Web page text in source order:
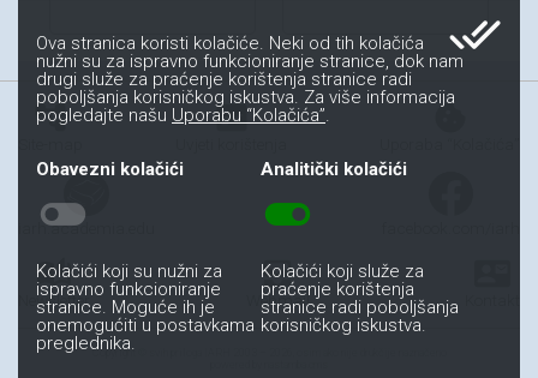
account_tree fact_check cookie
iarh.academia.edu
auto_stories
Newsletter
all_inbox
Webmail
Copyright © svih priloga IARH 2003 – 2026, osim ako nije drukčije naznačeno
done_all
Ova stranica koristi kolačiće. Neki od tih kolačića
nužni su za ispravno funkcioniranje stranice, dok nam
drugi služe za praćenje korištenja stranice radi
poboljšanja korisničkog iskustva. Za više informacija
pogledajte našu Uporabu “Kolačića”.
Obavezni kolačići
toggle_off
Kolačići koji su nužni za
ispravno funkcioniranje
stranice. Moguće ih je
onemogućiti u postavkama
preglednika.
Analitički kolačići
toggle_on
Kolačići koji služe za
praćenje korištenja
stranice radi poboljšanja
korisničkog iskustva.